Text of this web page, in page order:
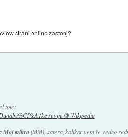
strani online zastonj?
tole:
revije @ Wikipedia
Moj mikro(MM), katera, kolikor vem še vedno